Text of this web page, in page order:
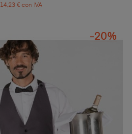
14,23 € con IVA
-20%